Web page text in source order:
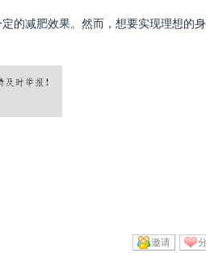
的减肥效果。然而，想要实现理想的身
邀请